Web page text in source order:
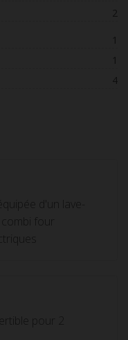
2
1
1
4
d'un lave-
four
pour 2